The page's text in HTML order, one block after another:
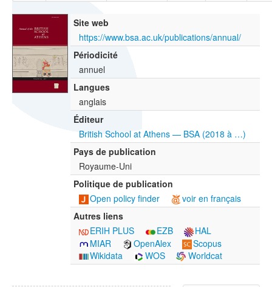
Site web
https://www.bsa.ac.uk/publications/annual/
Périodicité
annuel
Langues
anglais
Éditeur
British School at Athens — BSA (2018 à …)
Pays de publication
Royaume-Uni
Politique de publication
Open policy finder
voir en français
Autres liens
ERIH PLUS
EZB
HAL
MIAR
OpenAlex
Scopus
Wikidata
WOS Worldcat